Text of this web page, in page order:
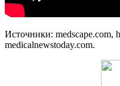
Источники: medscape.com,
medicalnewstoday.com.